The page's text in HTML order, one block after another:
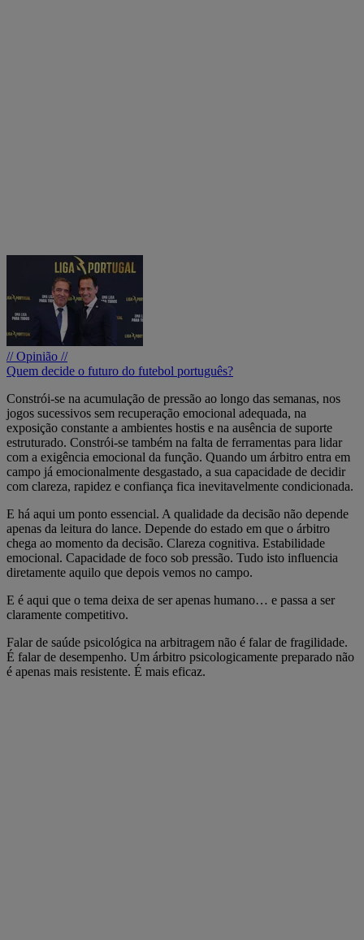
// Opinião //
Quem decide o futuro do futebol português?
Constrói-se na acumulação de pressão ao longo das semanas, nos
jogos sucessivos sem recuperação emocional adequada, na
exposição constante a ambientes hostis e na ausência de suporte
estruturado. Constrói-se também na falta de ferramentas para lidar
com a exigência emocional da função. Quando um árbitro entra em
campo já emocionalmente desgastado, a sua capacidade de decidir
com clareza, rapidez e confiança fica inevitavelmente condicionada.
E há aqui um ponto essencial. A qualidade da decisão não depende
apenas da leitura do lance. Depende do estado em que o árbitro
chega ao momento da decisão. Clareza cognitiva. Estabilidade
emocional. Capacidade de foco sob pressão. Tudo isto influencia
diretamente aquilo que depois vemos no campo.
E é aqui que o tema deixa de ser apenas humano… e passa a ser
claramente competitivo.
Falar de saúde psicológica na arbitragem não é falar de fragilidade.
É falar de desempenho. Um árbitro psicologicamente preparado não
é apenas mais resistente. É mais eficaz.